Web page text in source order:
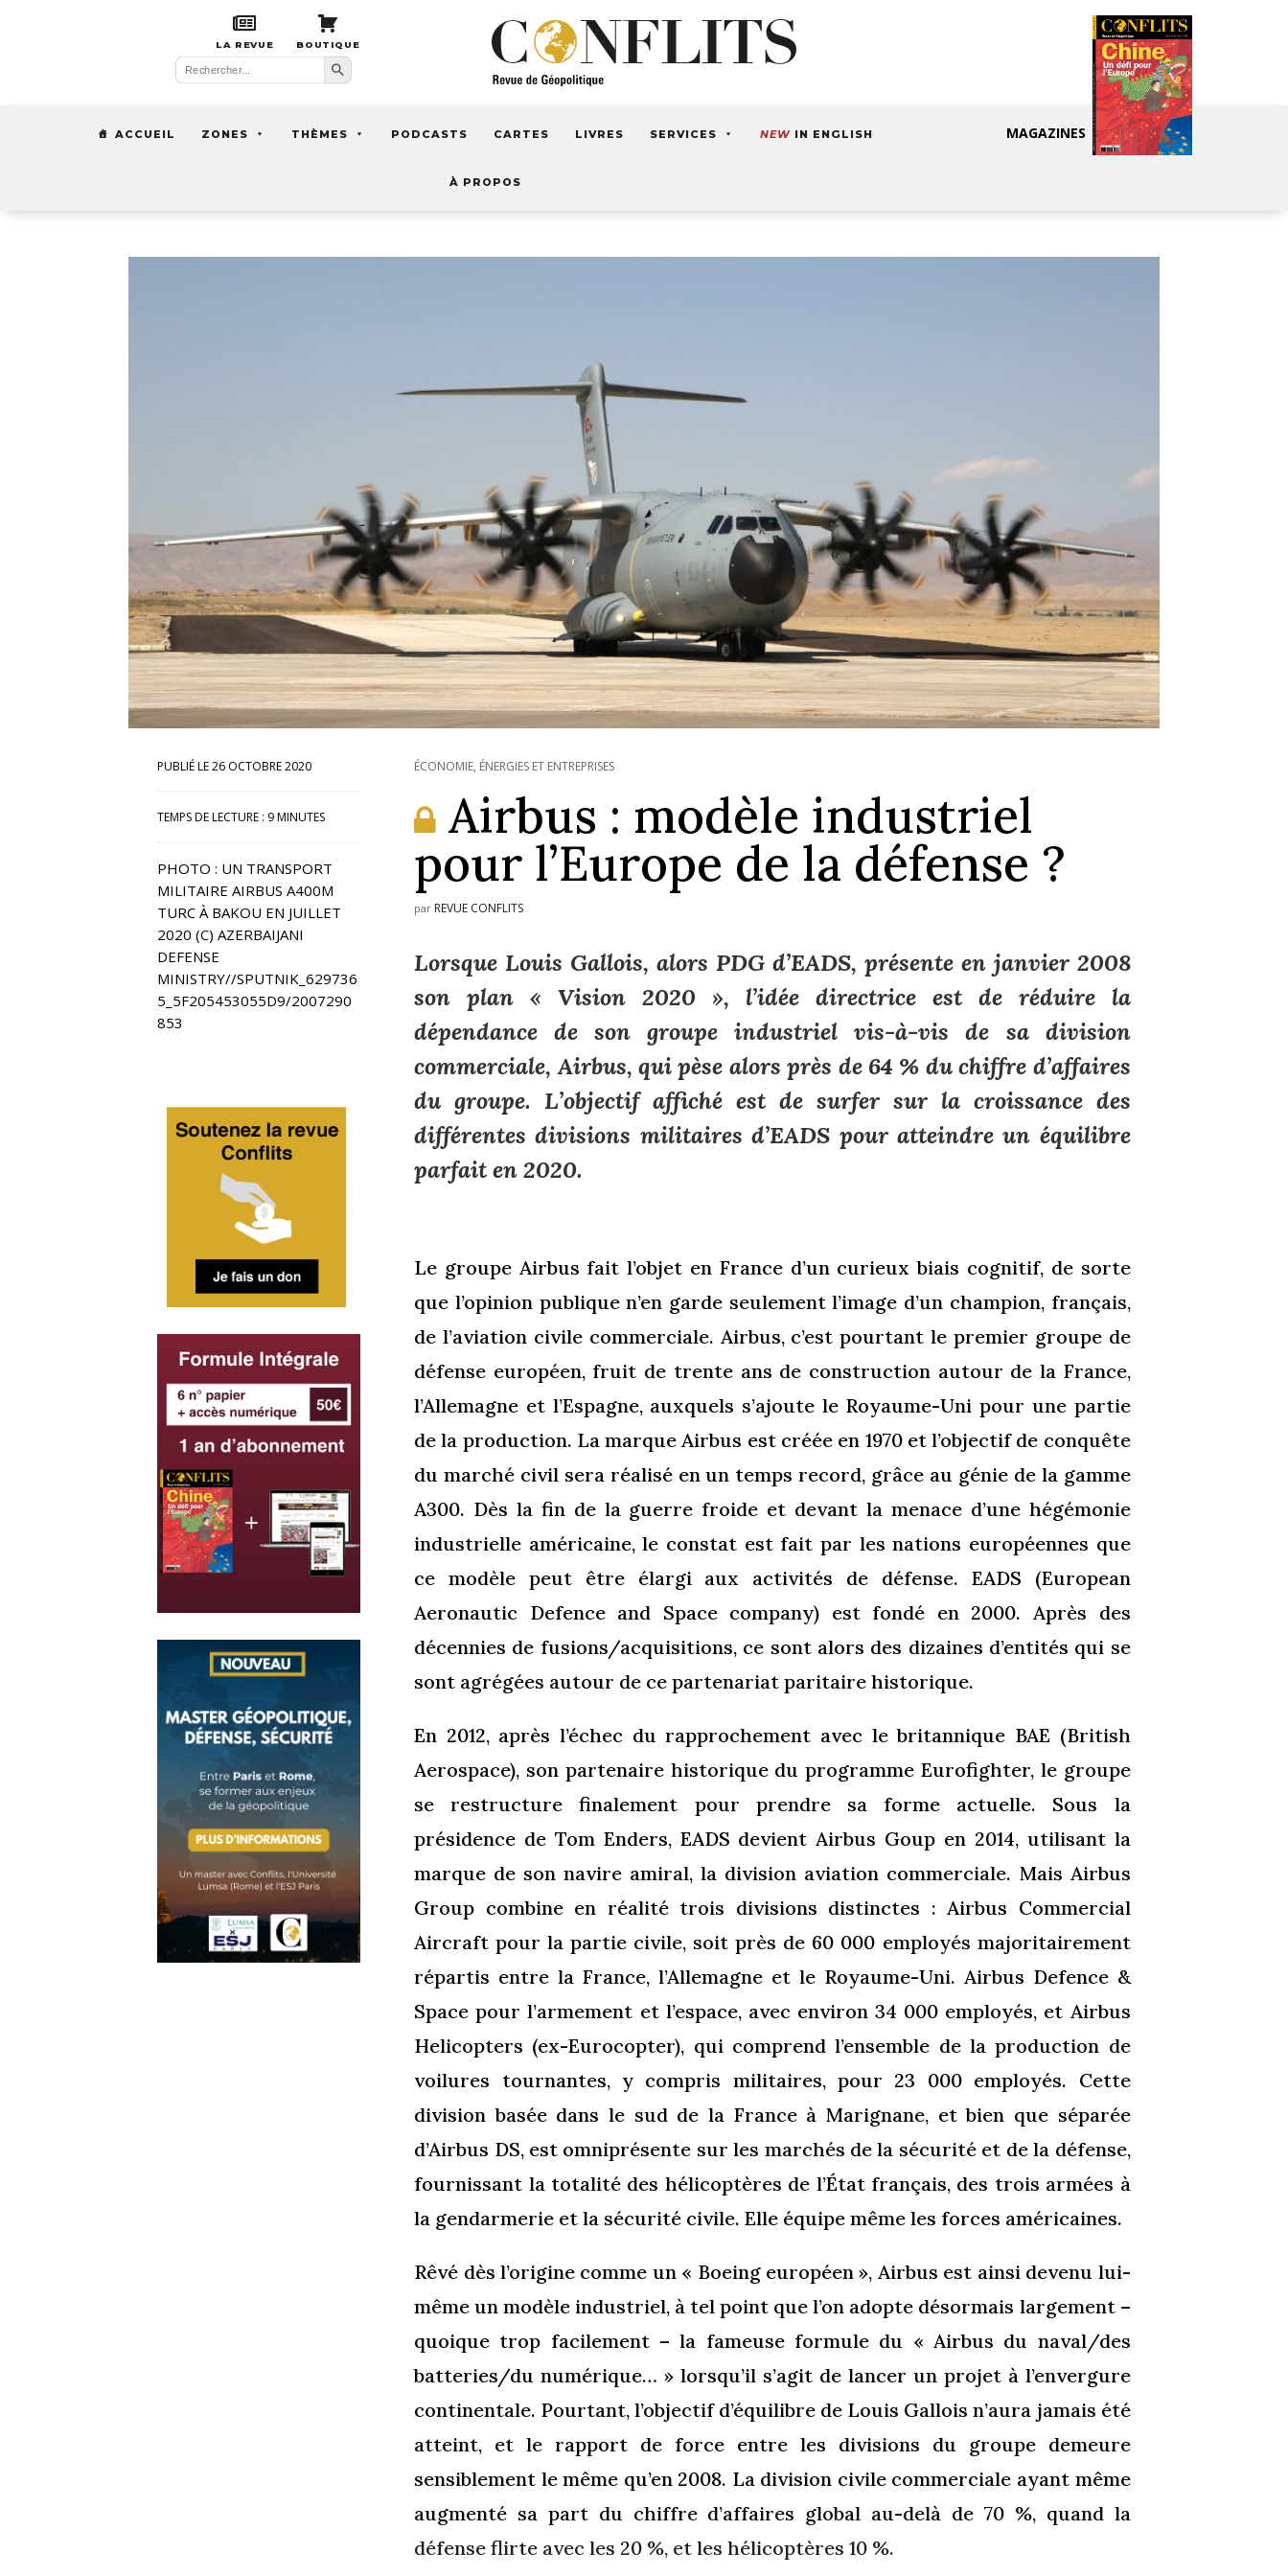
LA REVUE BOUTIQUE
Search
for:
Search Button
ACCUEIL ZONES THÈMES PODCASTS CARTES LIVRES SERVICES NEW IN ENGLISH
À PROPOS
MAGAZINES
26 OCTOBRE 2020
TEMPS DE LECTURE : 9 MINUTES
PHOTO : UN TRANSPORT
MILITAIRE AIRBUS A400M
TURC À BAKOU EN JUILLET
2020 (C) AZERBAIJANI
DEFENSE
MINISTRY//SPUTNIK_629736
5_5F205453055D9/2007290
853
ÉCONOMIE, ÉNERGIES ET ENTREPRISES
Airbus : modèle industriel
pour l’Europe de la défense ?
par REVUE CONFLITS
Lorsque Louis Gallois, alors PDG d’EADS, présente en janvier 2008
son plan « Vision 2020 », l’idée directrice est de réduire la
dépendance de son groupe industriel vis-à-vis de sa division
commerciale, Airbus, qui pèse alors près de 64 % du chiffre d’affaires
du groupe. L’objectif affiché est de surfer sur la croissance des
différentes divisions militaires d’EADS pour atteindre un équilibre
parfait en 2020.
Le groupe Airbus fait l’objet en France d’un curieux biais cognitif, de sorte
que l’opinion publique n’en garde seulement l’image d’un champion, français,
de l’aviation civile commerciale. Airbus, c’est pourtant le premier groupe de
défense européen, fruit de trente ans de construction autour de la France,
l’Allemagne et l’Espagne, auxquels s’ajoute le Royaume-Uni pour une partie
de la production. La marque Airbus est créée en 1970 et l’objectif de conquête
du marché civil sera réalisé en un temps record, grâce au génie de la gamme
A300. Dès la fin de la guerre froide et devant la menace d’une hégémonie
industrielle américaine, le constat est fait par les nations européennes que
ce modèle peut être élargi aux activités de défense. EADS (European
Aeronautic Defence and Space company) est fondé en 2000. Après des
décennies de fusions/acquisitions, ce sont alors des dizaines d’entités qui se
sont agrégées autour de ce partenariat paritaire historique.
En 2012, après l’échec du rapprochement avec le britannique BAE (British
Aerospace), son partenaire historique du programme Eurofighter, le groupe
se restructure finalement pour prendre sa forme actuelle. Sous la
présidence de Tom Enders, EADS devient Airbus Goup en 2014, utilisant la
marque de son navire amiral, la division aviation commerciale. Mais Airbus
Group combine en réalité trois divisions distinctes : Airbus Commercial
Aircraft pour la partie civile, soit près de 60 000 employés majoritairement
répartis entre la France, l’Allemagne et le Royaume-Uni. Airbus Defence &
Space pour l’armement et l’espace, avec environ 34 000 employés, et Airbus
Helicopters (ex-Eurocopter), qui comprend l’ensemble de la production de
voilures tournantes, y compris militaires, pour 23 000 employés. Cette
division basée dans le sud de la France à Marignane, et bien que séparée
d’Airbus DS, est omniprésente sur les marchés de la sécurité et de la défense,
fournissant la totalité des hélicoptères de l’État français, des trois armées à
la gendarmerie et la sécurité civile. Elle équipe même les forces américaines.
Rêvé dès l’origine comme un « Boeing européen », Airbus est ainsi devenu lui-
même un modèle industriel, à tel point que l’on adopte désormais largement –
quoique trop facilement – la fameuse formule du « Airbus du naval/des
batteries/du numérique… » lorsqu’il s’agit de lancer un projet à l’envergure
continentale. Pourtant, l’objectif d’équilibre de Louis Gallois n’aura jamais été
atteint, et le rapport de force entre les divisions du groupe demeure
sensiblement le même qu’en 2008. La division civile commerciale ayant même
augmenté sa part du chiffre d’affaires global au-delà de 70 %, quand la
défense flirte avec les 20 %, et les hélicoptères 10 %.